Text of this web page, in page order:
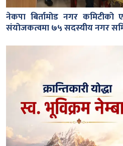
नेकपा बिर्तामोड नगर
संयोजकत्वमा ७५ सदस्यीय नगर